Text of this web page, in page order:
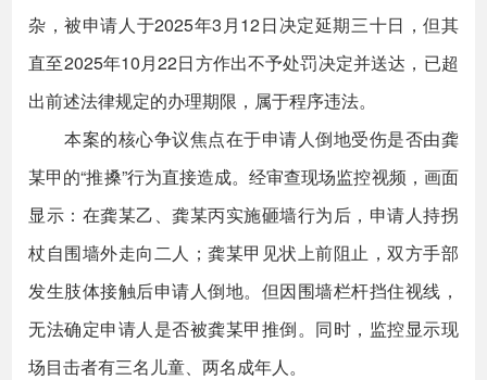
杂，被申请人于2025年3月12日决定延期三十日，但其
直至2025年10月22日方作出不予处罚决定并送达，已超
出前述法律规定的办理期限，属于程序违法。
本案的核心争议焦点在于申请人倒地受伤是否由龚
某甲的“推搡”行为直接造成。经审查现场监控视频，画面
显示：在龚某乙、龚某丙实施砸墙行为后，申请人持拐
杖自围墙外走向二人；龚某甲见状上前阻止，双方手部
发生肢体接触后申请人倒地。但因围墙栏杆挡住视线，
无法确定申请人是否被龚某甲推倒。同时，监控显示现
场目击者有三名儿童、两名成年人。